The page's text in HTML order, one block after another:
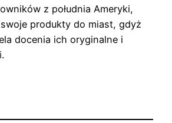
z południa Ameryki,
produkty do miast, gdyż
docenia ich oryginalne i